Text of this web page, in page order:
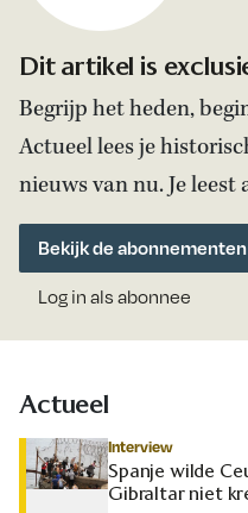
Dit artikel is
Begrijp het heden,
Actueel lees je
nieuws van nu. Je
Bekijk de abonnementen
Log in als abonnee
Actueel
Interview
Spanje wilde
Gibraltar niet